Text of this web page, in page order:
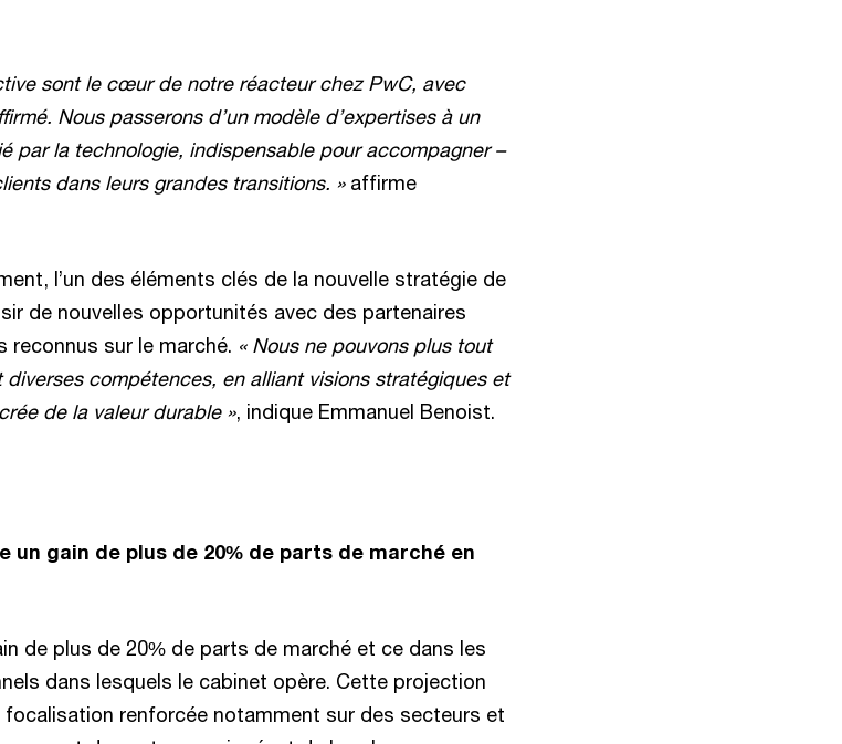
sont le cœur de notre réacteur chez PwC, avec
Nous passerons d’un modèle d’expertises à un
par la technologie, indispensable pour accompagner –
dans leurs grandes transitions. »affirme
l’un des éléments clés de la nouvelle stratégie de
de nouvelles opportunités avec des partenaires
reconnus sur le marché. « Nous ne pouvons plus tout
diverses compétences, en alliant visions stratégiques et
de la valeur durable », indique Emmanuel Benoist.
un gain de plus de 20% de parts de marché en
de plus de 20% de parts de marché et ce dans les
dans lesquels le cabinet opère. Cette projection
renforcée notamment sur des secteurs et